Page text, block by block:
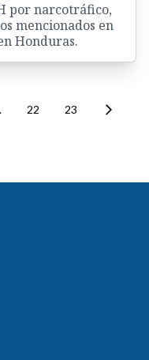
por narcotráfico,
mencionados en
Honduras.
22 23